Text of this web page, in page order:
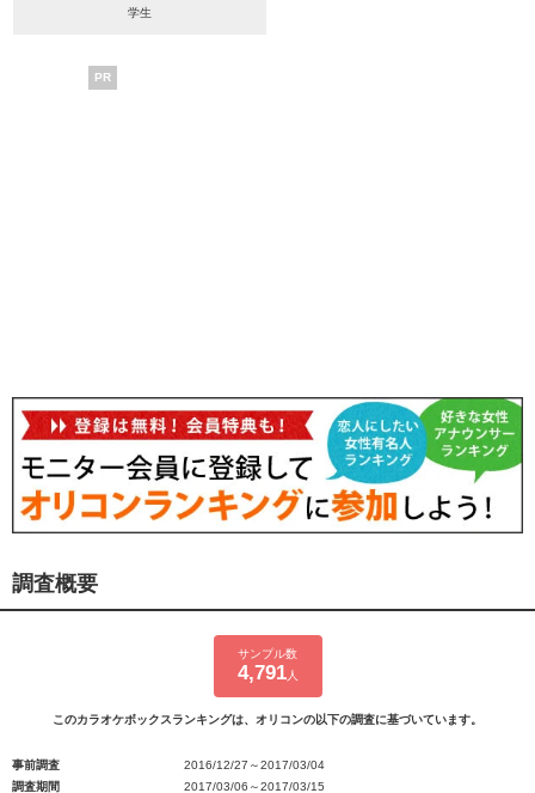
学生
PR
調査概要
サンプル数
4,791人
このカラオケボックスランキングは、オリコンの以下の調査に基づいています。
事前調査
2016/12/27～2017/03/04
調査期間
2017/03/06～2017/03/15